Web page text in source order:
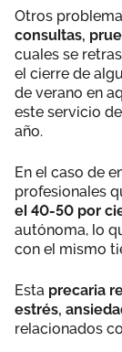
Otros
consultas,
cuales se
el cierre de
de verano en
este servicio
año.
En el caso de
profesionales
el 40-50 por
autónoma, lo
con el mismo
Esta precaria
estrés,
relacionados